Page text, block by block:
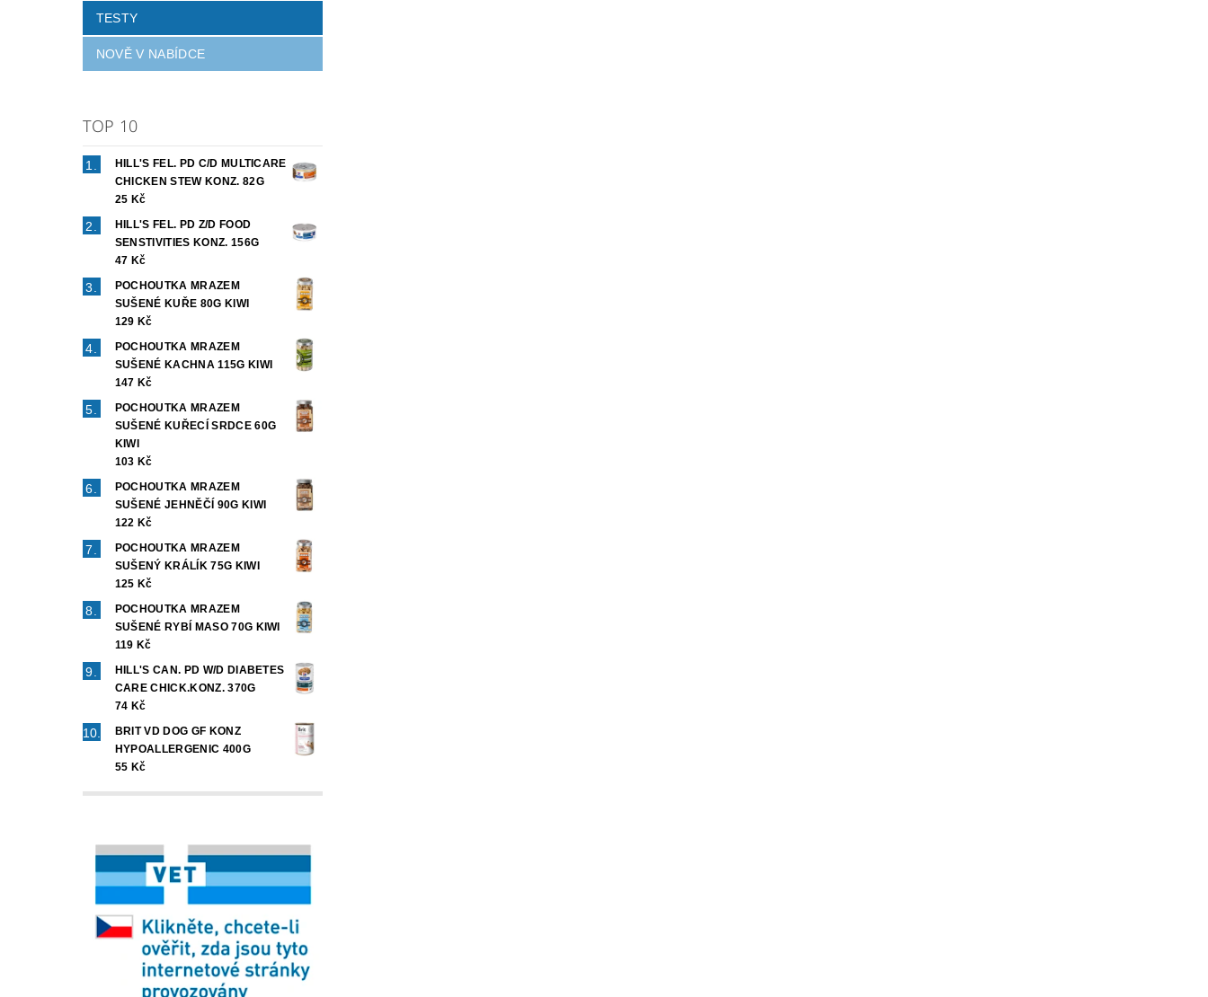
TESTY
NOVĚ V NABÍDCE
TOP 10
HILL'S FEL. PD C/D MULTICARE
CHICKEN STEW KONZ. 82G
25 Kč
HILL'S FEL. PD Z/D FOOD
SENSTIVITIES KONZ. 156G
47 Kč
POCHOUTKA MRAZEM
SUŠENÉ KUŘE 80G KIWI
129 Kč
POCHOUTKA MRAZEM
SUŠENÉ KACHNA 115G KIWI
147 Kč
POCHOUTKA MRAZEM
SUŠENÉ KUŘECÍ SRDCE 60G
KIWI
103 Kč
POCHOUTKA MRAZEM
SUŠENÉ JEHNĚČÍ 90G KIWI
122 Kč
POCHOUTKA MRAZEM
SUŠENÝ KRÁLÍK 75G KIWI
125 Kč
POCHOUTKA MRAZEM
SUŠENÉ RYBÍ MASO 70G KIWI
119 Kč
HILL'S CAN. PD W/D DIABETES
CARE CHICK.KONZ. 370G
74 Kč
BRIT VD DOG GF KONZ
HYPOALLERGENIC 400G
55 Kč